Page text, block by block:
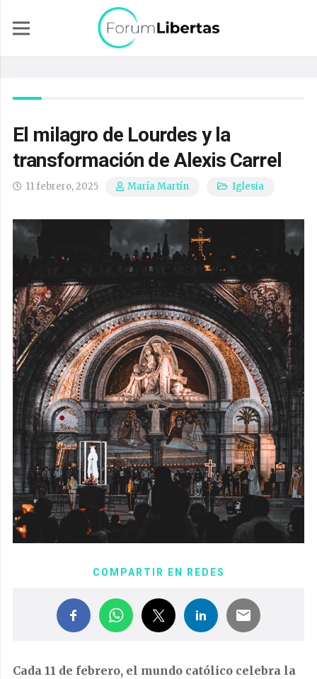
El milagro de Lourdes y la
transformación de Alexis Carrel
11 febrero, 2025 María Martín Iglesia
COMPARTIR EN REDES
Cada 11 de febrero, el mundo católico celebra la